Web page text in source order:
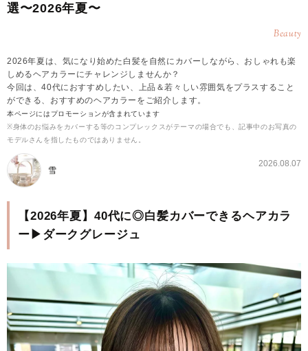
選〜2026年夏〜
Beauty
2026年夏は、気になり始めた白髪を自然にカバーしながら、おしゃれも楽
しめるヘアカラーにチャレンジしませんか？
今回は、40代におすすめしたい、上品＆若々しい雰囲気をプラスすること
ができる、おすすめのヘアカラーをご紹介します。
本ページにはプロモーションが含まれています
※身体のお悩みをカバーする等のコンプレックスがテーマの場合でも、記事中のお写真の
モデルさんを指したものではありません。
雪
2026.08.07
【2026年夏】40代に◎白髪カバーできるヘアカラ
ー▶ダークグレージュ